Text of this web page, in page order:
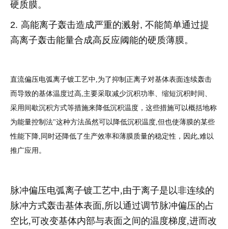
硬质膜。
2. 高能离子轰击造成严重的溅射, 不能简单通过提
高离子轰击能量合成高反应阈能的硬质薄膜。
直流偏压电弧离子镀工艺中 为了抑制正离子对基体表面连续轰击
而导致的基体温度过高 主要采取减少沉积功率、缩短沉积时间、
采用间歇沉积方式等措施来降低沉积温度，这些措施可以概括地称
为能量控制法"这种方法虽然可以降低沉积温度 但也使薄膜的某些
性能下降 同时还降低了生产效率和薄膜质量的稳定性，因此 难以
推广应用。
脉冲偏压电弧离子镀工艺中,由于离子是以非连续的
脉冲方式轰击基体表面,所以通过调节脉冲偏压的占
空比,可改变基体内部与表面之间的温度梯度,进而改